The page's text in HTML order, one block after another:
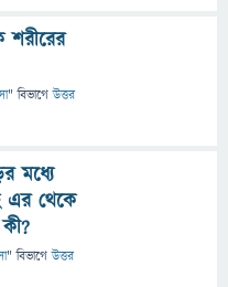
শরীরের
" বিভাগে উত্তর
মধ্যে
এর থেকে
" বিভাগে উত্তর